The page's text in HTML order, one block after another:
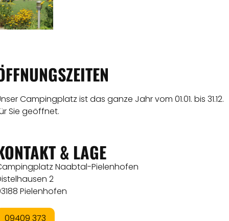
Campingplatz ist das ganze Jahr vom 01.01. bis 31.12.
Sie geöffnet.
& LAGE
Naabtal-Pielenhofen
2
Pielenhofen
09409 373